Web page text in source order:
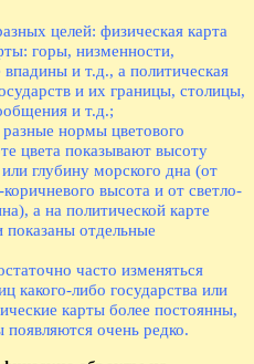
целей: физическая карта
горы, низменности,
и т.д., а политическая
и их границы, столицы,
и т.д.;
нормы цветового
цвета показывают высоту
глубину морского дна (от
высота и от светло-
а на политической карте
отдельные
часто изменяться
какого-либо государства или
карты более постоянны,
появляются очень редко.